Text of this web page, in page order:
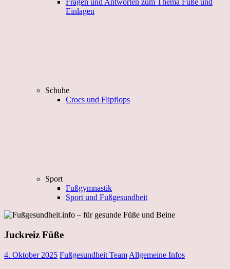
Fragen und Antworten zum Thema Füße und
Einlagen
Schuhe
Crocs und Flipflops
Sport
Fußgymnastik
Sport und Fußgesundheit
Juckreiz Füße
4. Oktober 2025 Fußgesundheit Team Allgemeine Infos